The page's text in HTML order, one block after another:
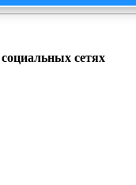
сетях